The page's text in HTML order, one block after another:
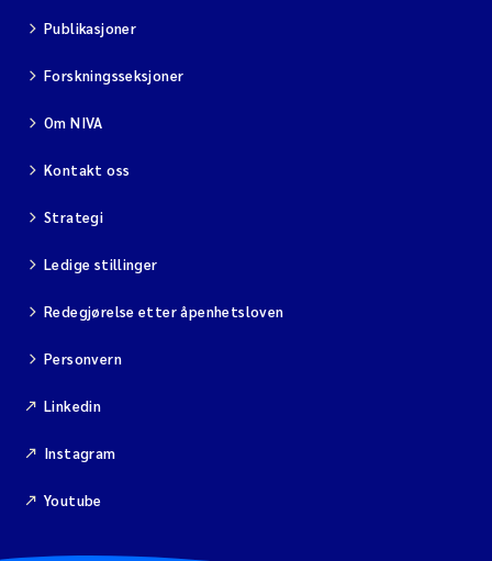
Leah Amber Jackson-Blake
Cathrine Brecke Gundersen
Marc Anglès d'Auriac
Andreas Ballot
Jonas Persson
Publikasjoner
Forskningsseksjoner
Om NIVA
Kontakt oss
Strategi
Ledige stillinger
Redegjørelse etter åpenhetsloven
Personvern
Linkedin
Instagram
Youtube